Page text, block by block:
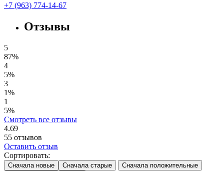
+7 (963) 774-14-67
Отзывы
5
87%
4
5%
3
1%
1
5%
Смотреть все отзывы
4.69
55 отзывов
Оставить отзыв
Сортировать:
Сначала новые Сначала старые
Сначала положительные